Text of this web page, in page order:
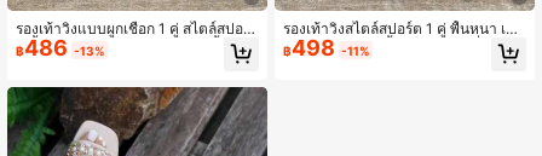
รองเท้าวิ่งแบบผูกเชือก 1 คู่ สไตล์สปอร์
ต พื้นหนา เสริมความสูงด้านใน พื้นนุ่ม
พร้อมแอร์คุชชั่น รองเท้ากีฬาแคชชวล
฿486 -13%
รองเท้าวิ่งสไตล์สปอร์ต 1 คู่ พื้นหนา เพิ่ม
ความสูงด้านใน พื้นนุ่ม มีแอร์คูชั่น แบบ
ผูกเชือก ลำลอง ทรงชังกี้
฿498 -11%